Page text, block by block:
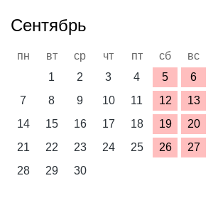
Сентябрь
пн вт ср чт пт сб
вс
1
2 3 4 5
6
7
8 9 10 11 12
13
14
15 16 17 18 19
20
21
22 23 24 25 26
27
28
29 30